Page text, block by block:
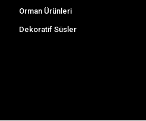
Orman Ürünleri
Dekoratif Süsler